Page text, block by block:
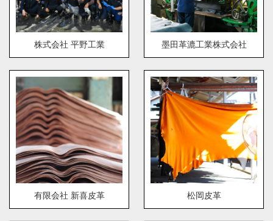
株式会社 平野工業 墨田革漉工業株式会社
有限会社 新喜皮革 松岡皮革